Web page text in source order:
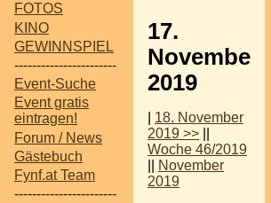
FOTOS
KINO
GEWINNSPIEL
-----------------------
Event-Suche
Event gratis
eintragen!
Forum / News
Gästebuch
Fynf.at Team
-----------------------
17.
November
2019
18. November
2019 >>
Woche 46/2019
November
2019